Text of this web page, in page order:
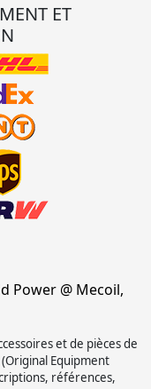
ET
Power @ Mecoil,
et de pièces de
Equipment
références,